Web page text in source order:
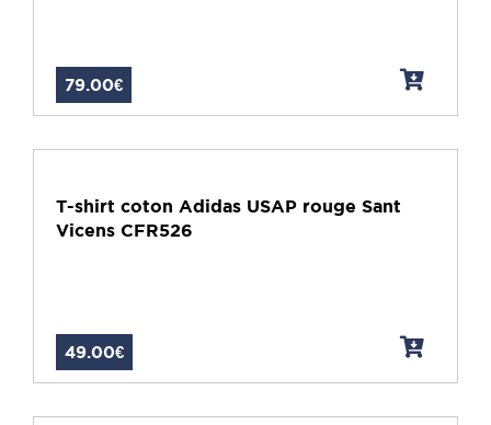
79.00€
T-shirt coton Adidas USAP rouge Sant
Vicens CFR526
49.00€